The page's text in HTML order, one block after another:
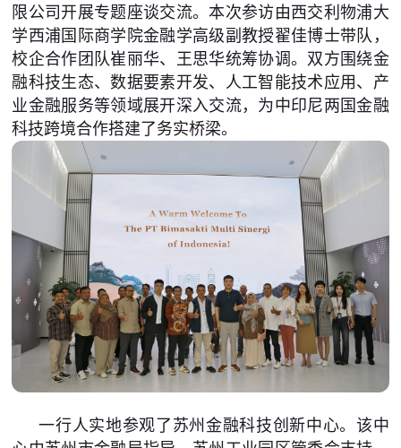
限公司开展专题座谈交流。本次参访由西交利物浦大
学西浦国际商学院金融学高级副教授翟佳博士带队，
校企合作团队崔丽华、王思华统筹协调。双方围绕金
融科技生态、数据要素开发、人工智能技术应用、产
业金融服务等领域展开深入交流，为中印尼两国金融
科技跨境合作搭建了务实桥梁。
一行人实地参观了苏州金融科技创新中心。该中